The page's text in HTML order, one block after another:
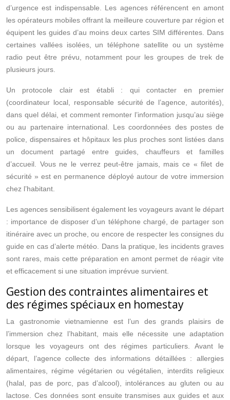
d’urgence est indispensable. Les agences référencent en amont
les opérateurs mobiles offrant la meilleure couverture par région et
équipent les guides d’au moins deux cartes SIM différentes. Dans
certaines vallées isolées, un téléphone satellite ou un système
radio peut être prévu, notamment pour les groupes de trek de
plusieurs jours.
Un protocole clair est établi : qui contacter en premier
(coordinateur local, responsable sécurité de l’agence, autorités),
dans quel délai, et comment remonter l’information jusqu’au siège
ou au partenaire international. Les coordonnées des postes de
police, dispensaires et hôpitaux les plus proches sont listées dans
un document partagé entre guides, chauffeurs et familles
d’accueil. Vous ne le verrez peut‑être jamais, mais ce « filet de
sécurité » est en permanence déployé autour de votre immersion
chez l’habitant.
Les agences sensibilisent également les voyageurs avant le départ
: importance de disposer d’un téléphone chargé, de partager son
itinéraire avec un proche, ou encore de respecter les consignes du
guide en cas d’alerte météo. Dans la pratique, les incidents graves
sont rares, mais cette préparation en amont permet de réagir vite
et efficacement si une situation imprévue survient.
Gestion des contraintes alimentaires et
des régimes spéciaux en homestay
La gastronomie vietnamienne est l’un des grands plaisirs de
l’immersion chez l’habitant, mais elle nécessite une adaptation
lorsque les voyageurs ont des régimes particuliers. Avant le
départ, l’agence collecte des informations détaillées : allergies
alimentaires, régime végétarien ou végétalien, interdits religieux
(halal, pas de porc, pas d’alcool), intolérances au gluten ou au
lactose. Ces données sont ensuite transmises aux guides et aux